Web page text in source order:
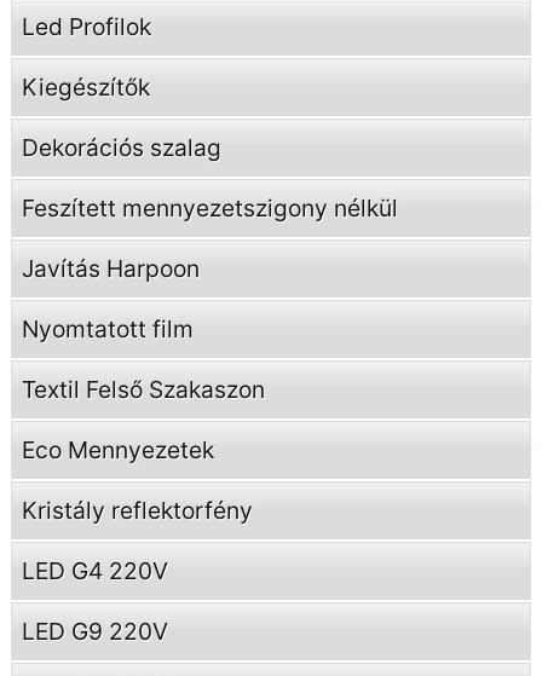
Led Profilok
Kiegészítők
Dekorációs szalag
Feszített mennyezetszigony nélkül
Javítás Harpoon
Nyomtatott film
Textil Felső Szakaszon
Eco Mennyezetek
Kristály reflektorfény
LED G4 220V
LED G9 220V